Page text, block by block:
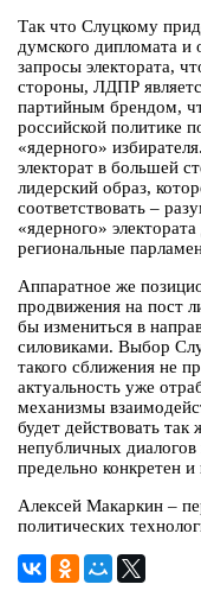
Так что Слуцкому
думского дипломата и
запросы электората,
стороны, ЛДПР
партийным брендом,
российской политике
«ядерного»
электорат в большей
лидерский образ,
соответствовать –
«ядерного»
региональные
Аппаратное же
продвижения на пост
бы измениться в
силовиками. Выбор
такого сближения не
актуальность уже
механизмы
будет действовать
непубличных
предельно конкретен
Алексей Макаркин –
политических